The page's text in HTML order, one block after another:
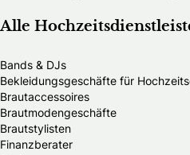
Alle
Bands & DJs
Bekleidungsgeschäfte für
Brautaccessoires
Brautmodengeschäfte
Brautstylisten
Finanzberater